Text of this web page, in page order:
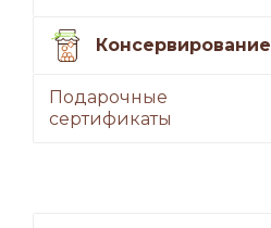
Консервирование
Подарочные
сертификаты